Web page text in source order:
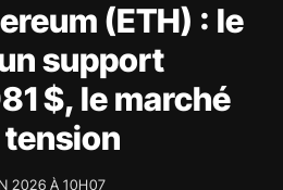
(ETH) : le
support
$, le marché
2026 À 10H07